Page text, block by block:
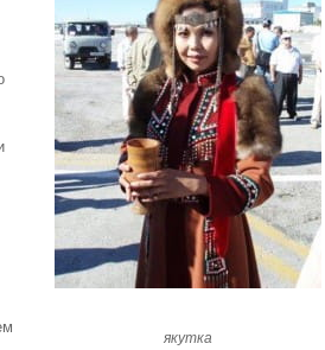
якутка